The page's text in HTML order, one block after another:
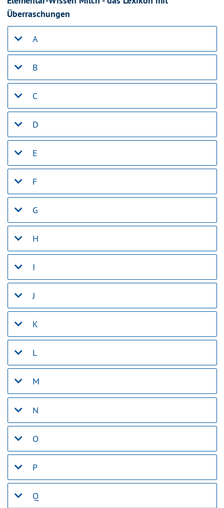
Überraschungen
A
B
C
D
E
F
G
H
I
J
K
L
M
N
O
P
Q